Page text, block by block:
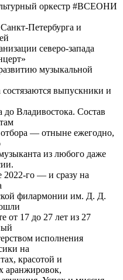
оркестр #ВСЕОНИ
Петербурга и
северо-запада
музыкальной
состязаются выпускники и
Владивостока. Состав
— отныне ежегодно,
из любого даже
го — и сразу на
филармонии им. Д. Д.
от 17 до 27 лет из 27
исполнения
на
красотой и
аранжировок,